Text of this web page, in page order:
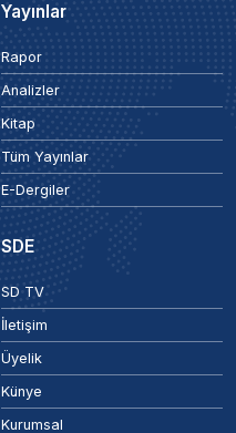
Yayınlar
Rapor
Analizler
Kitap
Tüm Yayınlar
E-Dergiler
SDE
SD TV
İletişim
Üyelik
Künye
Kurumsal